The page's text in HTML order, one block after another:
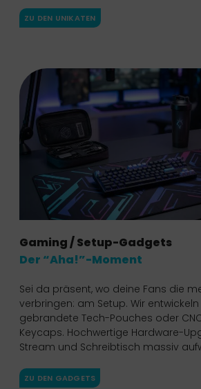
ZU DEN UNIKATEN
Gaming / Setup-Gadgets
Der “Aha!”-Moment
Sei da präsent, wo deine Fans die
verbringen: am Setup. Wir entwickeln
gebrandete Tech-Pouches oder
Keycaps. Hochwertige Hardware-
Stream und Schreibtisch massiv
ZU DEN GADGETS